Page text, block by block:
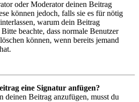
oder Moderator deinen Beitrag
können jedoch, falls sie es für nötig
warum dein Beitrag
beachte, dass normale Benutzer
können, wenn bereits jemand
eine Signatur anfügen?
deinen Beitrag anzufügen, musst du